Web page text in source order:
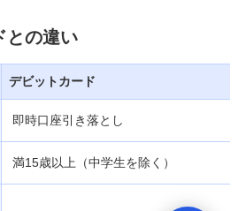
との違い
デビットカード
即時口座引き落とし
満15歳以上（中学生を除く）